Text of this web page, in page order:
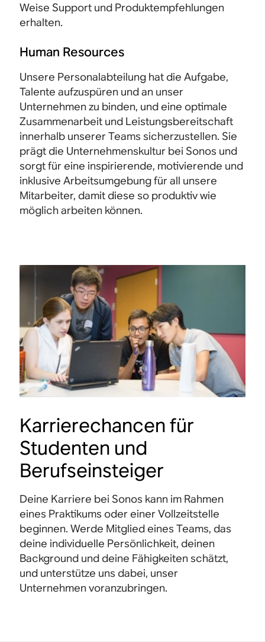
Weise Support und Produktempfehlungen
erhalten.
Human Resources
Unsere Personalabteilung hat die Aufgabe,
Talente aufzuspüren und an unser
Unternehmen zu binden, und eine optimale
Zusammenarbeit und Leistungsbereitschaft
innerhalb unserer Teams sicherzustellen. Sie
prägt die Unternehmenskultur bei Sonos und
sorgt für eine inspirierende, motivierende und
inklusive Arbeitsumgebung für all unsere
Mitarbeiter, damit diese so produktiv wie
möglich arbeiten können.
Karrierechancen für
Studenten und
Berufseinsteiger
Deine Karriere bei Sonos kann im Rahmen
eines Praktikums oder einer Vollzeitstelle
beginnen. Werde Mitglied eines Teams, das
deine individuelle Persönlichkeit, deinen
Background und deine Fähigkeiten schätzt,
und unterstütze uns dabei, unser
Unternehmen voranzubringen.